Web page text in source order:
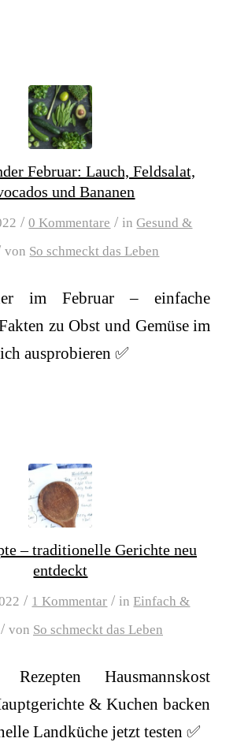
Februar: Lauch, Feldsalat,
und Bananen
/ 0 Kommentare / inGesund &
von So schmeckt das Leben
im Februar – einfache
zu Obst und Gemüse im
ausprobieren ✅
– traditionelle Gerichte neu
entdeckt
/ 1 Kommentar / inEinfach &
/ von So schmeckt das Leben
Hausmannskost
& Kuchen backen
Landküche jetzt testen ✅